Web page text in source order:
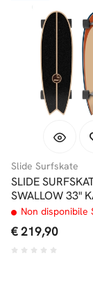
Slide Surfskate
SLIDE
SWALLOW 33"
Non disponibile
€ 219,90